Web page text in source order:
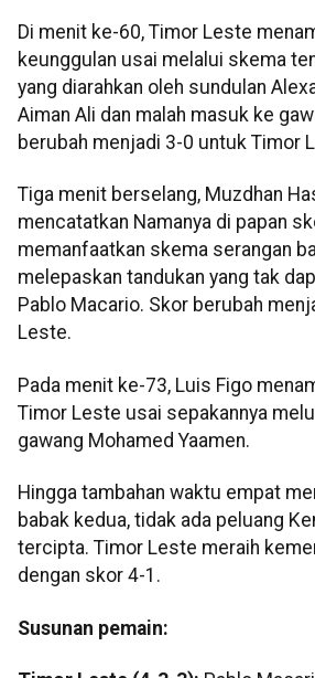
Di menit ke-60, Timor Leste
keunggulan usai melalui skema
yang diarahkan oleh sundulan
Aiman Ali dan malah masuk ke
berubah menjadi 3-0 untuk Timor
Tiga menit berselang, Muzdhan
mencatatkan Namanya di papan
memanfaatkan skema serangan
melepaskan tandukan yang tak
Pablo Macario. Skor berubah
Leste.
Pada menit ke-73, Luis Figo
Timor Leste usai sepakannya
gawang Mohamed Yaamen.
Hingga tambahan waktu empat
babak kedua, tidak ada peluang
tercipta. Timor Leste meraih
dengan skor 4-1.
Susunan pemain: